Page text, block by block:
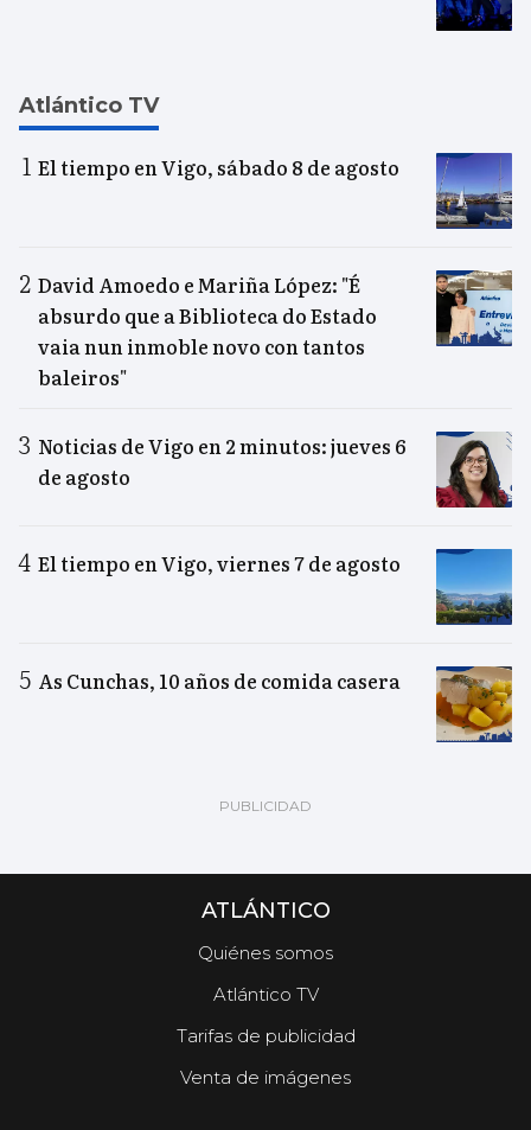
Atlántico TV
El tiempo en Vigo, sábado 8 de agosto
David Amoedo e Mariña López: "É
absurdo que a Biblioteca do Estado
vaia nun inmoble novo con tantos
baleiros"
Noticias de Vigo en 2 minutos: jueves 6
de agosto
El tiempo en Vigo, viernes 7 de agosto
As Cunchas, 10 años de comida casera
ATLÁNTICO
Quiénes somos
Atlántico TV
Tarifas de publicidad
Venta de imágenes